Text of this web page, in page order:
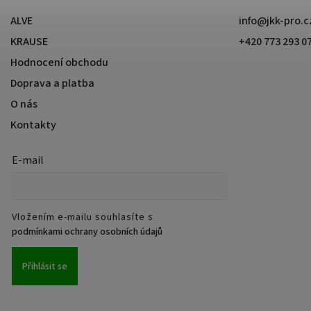
ALVE
KRAUSE
Hodnocení obchodu
Doprava a platba
O nás
Kontakty
info@jkk-
+420 773 293
E-mail
Vložením e-mailu souhlasíte s
podmínkami ochrany osobních údajů
Přihlásit se